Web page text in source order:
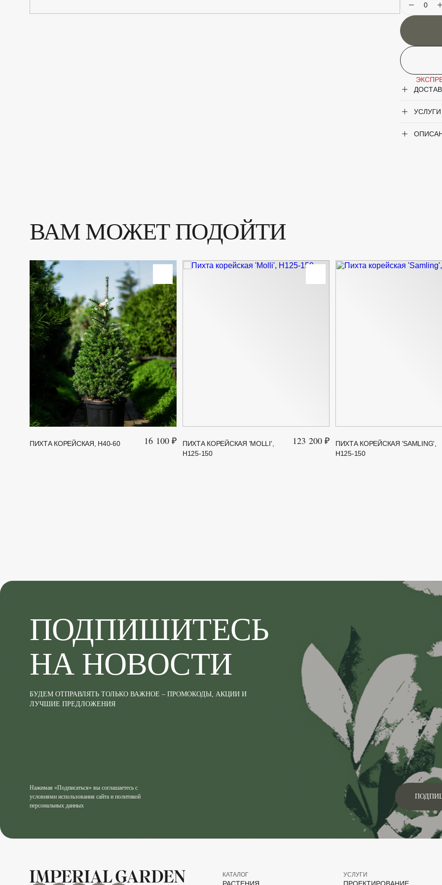
Описание
Ширина до
ВАМ МОЖЕТ ПОДОЙТИ
ПИХТА КОРЕЙСКАЯ, H40-60 16 100 ₽
ПИХТА КОРЕЙСКАЯ 'MOLLI',
H125-150
123 200 ₽
ПИХТА КОРЕЙСКАЯ 'SAMLING',
H125-150
ПОДПИШИТЕСЬ
НА НОВОСТИ
БУДЕМ ОТПРАВЛЯТЬ ТОЛЬКО ВАЖНОЕ – ПРОМОКОДЫ, АКЦИИ И
ЛУЧШИЕ ПРЕДЛОЖЕНИЯ
Нажимая «Подписаться» вы соглашаетесь с
условиями использования сайта и политикой
персональных данных
КАТАЛОГ УСЛУГИ